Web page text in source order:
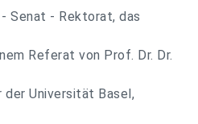
Senat - Rektorat, das
Referat von Prof. Dr. Dr.
der Universität Basel,